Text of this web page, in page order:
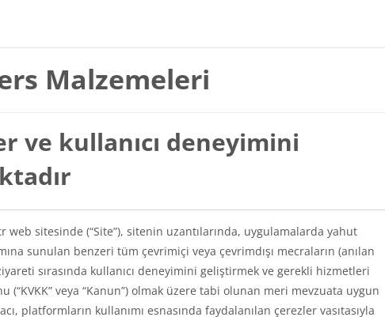
Malzemeleri
ve kullanıcı deneyimini
web sitesinde (“Site”), sitenin uzantılarında, uygulamalarda yahut
sunulan benzeri tüm çevrimiçi veya çevrimdışı mecraların (anılan
sırasında kullanıcı deneyimini geliştirmek ve gerekli hizmetleri
veya “Kanun”) olmak üzere tabi olunan meri mevzuata uygun
platformların kullanımı esnasında faydalanılan çerezler vasıtasıyla